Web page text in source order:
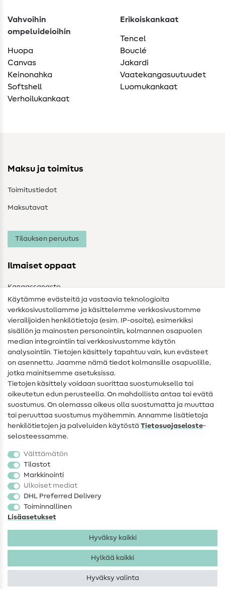
Vahvoihin
ompeluideioihin
Huopa
Canvas
Keinonahka
Softshell
Verhoilukankaat
Erikoiskankaat
Tencel
Bouclé
Jakardi
Vaatekangasuutuudet
Luomukankaat
Maksu ja toimitus
Toimitustiedot
Maksutavat
Tilauksen peruutus
Ilmaiset oppaat
Kangassanasto
Ompelusanasto
Ompeluohjeet
Apua ja yhteystiedot
Yhteystiedot
Tietoa omistajanvaihdoksesta
Peruutusoikeus
Suosittu
Kankaat
Ompelutarvikkeet
Ale
Käytämme evästeitä ja vastaavia teknologioita
verkkosivustollamme ja käsittelemme verkkosivustomme
vierailijoiden henkilötietoja (esim. IP-osoite), esimerkiksi
sisällön ja mainosten personointiin, kolmannen osapuolen
median integrointiin tai verkkosivustomme käytön
analysointiin. Tietojen käsittely tapahtuu vain, kun evästeet
on asennettu. Jaamme nämä tiedot kolmansille osapuolille,
jotka mainitsemme asetuksissa.
Tietojen käsittely voidaan suorittaa suostumuksella tai
oikeutetun edun perusteella. On mahdollista antaa tai evätä
suostumus. On olemassa oikeus olla suostumatta ja muuttaa
tai peruuttaa suostumus myöhemmin. Annamme lisätietoja
henkilötietojen ja palveluiden käytöstä Tietosuojaseloste-
selosteessamme.
Välttämätön
Tilastot
Markkinointi
Ulkoiset mediat
DHL Preferred Delivery
Toiminnallinen
Lisäasetukset
Hyväksy kaikki
Hylkää kaikki
Hyväksy valinta
Tietosuoja
Käyttöehdot
Peruutusoikeus
Tekijänoikeus 2026 SewIY GmbH